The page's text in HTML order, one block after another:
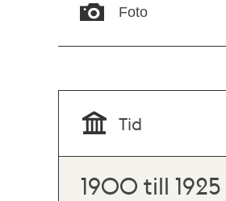
Foto
Tid
1900 till 1925